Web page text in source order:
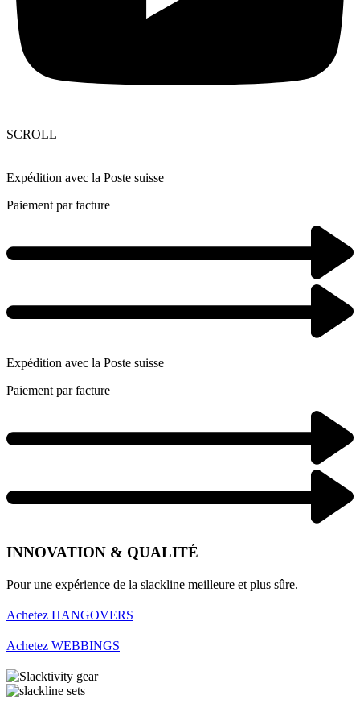
SCROLL
Expédition avec la Poste suisse
Paiement par facture
Expédition avec la Poste suisse
Paiement par facture
INNOVATION & QUALITÉ
Pour une expérience de la slackline meilleure et plus sûre.
Achetez HANGOVERS
Achetez WEBBINGS